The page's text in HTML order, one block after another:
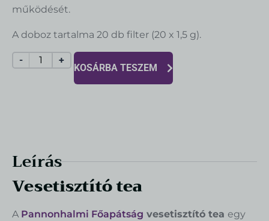
működését.
A doboz tartalma 20 db filter (20 x 1,5 g).
- +
KOSÁRBA TESZEM
Leírás
Vesetisztító tea
A Pannonhalmi Főapátság vesetisztító tea egy